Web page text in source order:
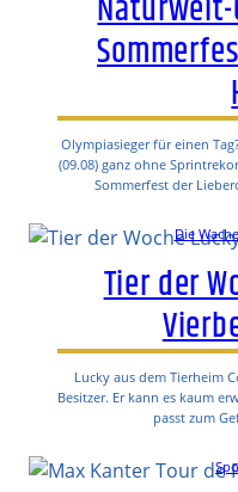
Olympiasieger für einen
(09.08) ganz ohne
Sommerfest der
Die
Tier der
Lucky aus dem Tierheim
Besitzer. Er kann es kaum
passt zum